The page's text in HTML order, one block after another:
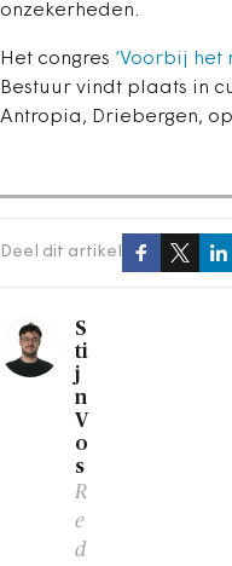
onzekerheden.
Het congres ‘Voorbij
Bestuur vindt plaats in
Antropia, Driebergen,
Deel dit artikel
S
ti
j
n
V
o
s
R
e
d